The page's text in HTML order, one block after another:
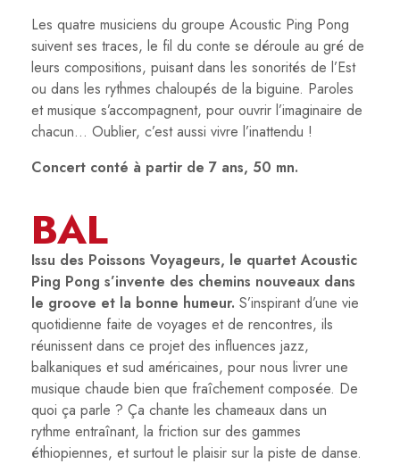
Les quatre musiciens du groupe Acoustic Ping Pong
suivent ses traces, le fil du conte se déroule au gré de
leurs compositions, puisant dans les sonorités de l’Est
ou dans les rythmes chaloupés de la biguine. Paroles
et musique s’accompagnent, pour ouvrir l’imaginaire de
chacun… Oublier, c’est aussi vivre l’inattendu !
Concert conté à partir de 7 ans, 50 mn.
BAL
Issu des Poissons Voyageurs, le quartet Acoustic
Ping Pong s’invente des chemins nouveaux dans
le groove et la bonne humeur. S’inspirant d’une vie
quotidienne faite de voyages et de rencontres, ils
réunissent dans ce projet des influences jazz,
balkaniques et sud américaines, pour nous livrer une
musique chaude bien que fraîchement composée. De
quoi ça parle ? Ça chante les chameaux dans un
rythme entraînant, la friction sur des gammes
éthiopiennes, et surtout le plaisir sur la piste de danse.